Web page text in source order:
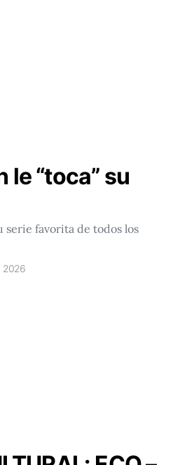
le “toca” su
serie favorita de todos los
2026